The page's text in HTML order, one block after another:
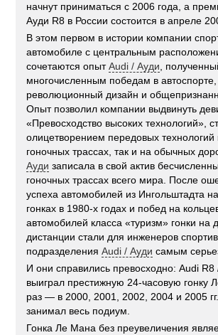
начнут приниматься с 2006 года, а
Ауди R8 в России состоится в апреле
В этом первом в истории компании
автомобиле с центральным
сочетаются опытAudi / Ауди,
многочисленным победам в автоспорте,
революционный дизайн и
Опыт позволил компании выдвинуть
«Превосходство высоких технологий»,
олицетворением передовых технологий
гоночных трассах, так и на обычных
Ауди записала в свой актив
гоночных трассах всего мира. После
успеха автомобилей из Ингольштадта
гонках в 1980-х годах и побед на
автомобилей класса «туризм» гонки на
дистанции стали для инженеров
подразделенияAudi / Ауди самым
И они справились превосходно: Audi R8
выиграл престижную 24-часовую гонку
раз — в 2000, 2001, 2002, 2004 и 2005
занимал весь подиум.
Гонка Ле Мана без преувеличения